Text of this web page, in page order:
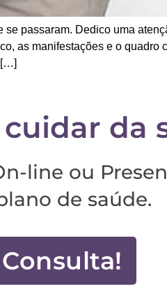
passaram. Dedico uma
as manifestações e o
[…]
da
line ou
de saúde.